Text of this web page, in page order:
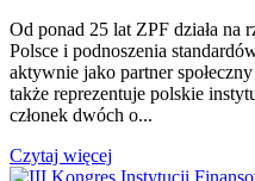
Od ponad 25 lat ZPF działa
Polsce i podnoszenia
aktywnie jako partner
także reprezentuje polskie
członek dwóch o...
Czytaj więcej